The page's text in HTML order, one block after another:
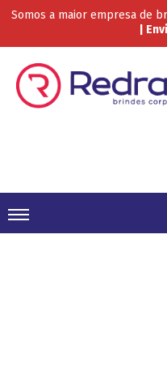
Somos a maior empresa de
|